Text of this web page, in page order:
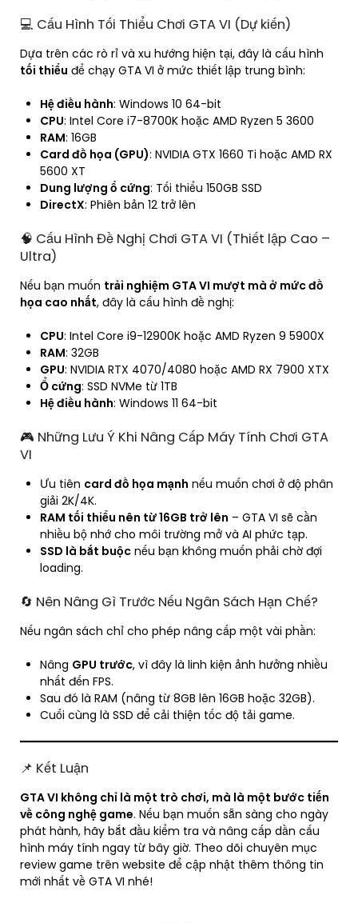
💻 Cấu Hình Tối Thiểu Chơi GTA VI (Dự kiến)
Dựa trên các rò rỉ và xu hướng hiện tại, đây là cấu hình
tối thiểu để chạy GTA VI ở mức thiết lập trung bình:
Hệ điều hành: Windows 10 64-bit
CPU: Intel Core i7-8700K hoặc AMD Ryzen 5 3600
RAM: 16GB
Card đồ họa (GPU): NVIDIA GTX 1660 Ti hoặc AMD RX
5600 XT
Dung lượng ổ cứng: Tối thiểu 150GB SSD
DirectX: Phiên bản 12 trở lên
🧠 Cấu Hình Đề Nghị Chơi GTA VI (Thiết lập Cao –
Ultra)
Nếu bạn muốn trải nghiệm GTA VI mượt mà ở mức đồ
họa cao nhất, đây là cấu hình đề nghị:
CPU: Intel Core i9-12900K hoặc AMD Ryzen 9 5900X
RAM: 32GB
GPU: NVIDIA RTX 4070/4080 hoặc AMD RX 7900 XTX
Ổ cứng: SSD NVMe từ 1TB
Hệ điều hành: Windows 11 64-bit
🎮 Những Lưu Ý Khi Nâng Cấp Máy Tính Chơi GTA
VI
Ưu tiên card đồ họa mạnh nếu muốn chơi ở độ phân
giải 2K/4K.
RAM tối thiểu nên từ 16GB trở lên – GTA VI sẽ cần
nhiều bộ nhớ cho môi trường mở và AI phức tạp.
SSD là bắt buộc nếu bạn không muốn phải chờ đợi
loading.
🔄 Nên Nâng Gì Trước Nếu Ngân Sách Hạn Chế?
Nếu ngân sách chỉ cho phép nâng cấp một vài phần:
Nâng GPU trước, vì đây là linh kiện ảnh hưởng nhiều
nhất đến FPS.
Sau đó là RAM (nâng từ 8GB lên 16GB hoặc 32GB).
Cuối cùng là SSD để cải thiện tốc độ tải game.
📌 Kết Luận
GTA VI không chỉ là một trò chơi, mà là một bước tiến
về công nghệ game. Nếu bạn muốn sẵn sàng cho ngày
phát hành, hãy bắt đầu kiểm tra và nâng cấp dần cấu
hình máy tính ngay từ bây giờ. Theo dõi chuyên mục
review game trên website để cập nhật thêm thông tin
mới nhất về GTA VI nhé!